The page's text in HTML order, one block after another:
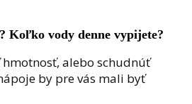
Koľko vody denne vypijete?
hmotnosť, alebo schudnúť
by pre vás mali byť